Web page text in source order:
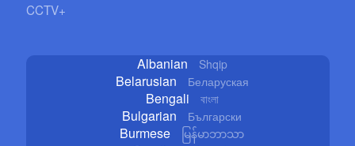
CCTV+
Albanian Shqip
Belarusian Беларуская
Bengali বাংলা
Bulgarian Български
Burmese မြန်မာဘာသာ